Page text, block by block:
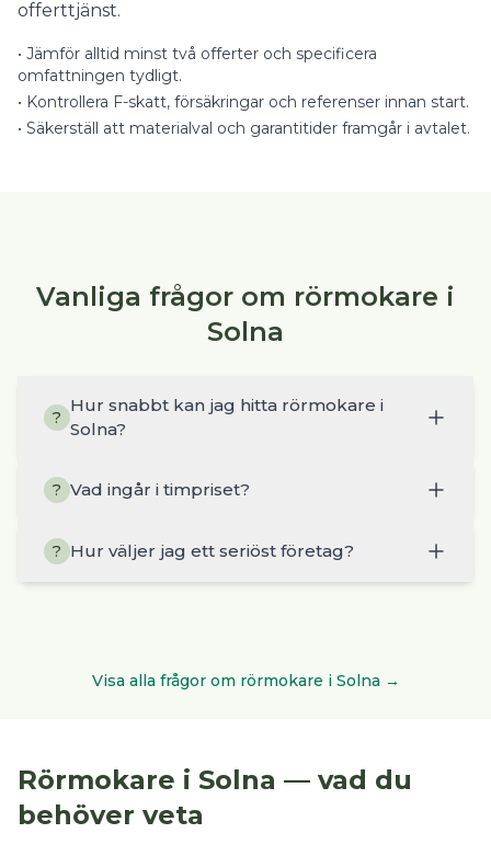
offerttjänst.
• Jämför alltid minst två offerter och specificera
omfattningen tydligt.
• Kontrollera F-skatt, försäkringar och referenser innan start.
• Säkerställ att materialval och garantitider framgår i avtalet.
Vanliga frågor om rörmokare i
Solna
?
Hur snabbt kan jag hitta rörmokare i
Solna?
? Vad ingår i timpriset?
? Hur väljer jag ett seriöst företag?
Visa alla frågor om rörmokare i Solna →
Rörmokare i Solna — vad du
behöver veta